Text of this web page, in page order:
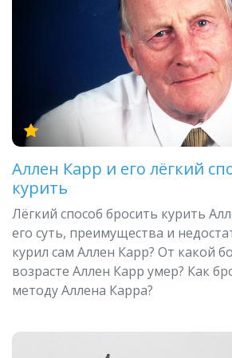
Аллен Карр и его лёгкий
курить
Лёгкий способ бросить курить
его суть, преимущества и
курил сам Аллен Карр? От какой
возрасте Аллен Карр умер? Как
методу Аллена Карра?